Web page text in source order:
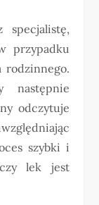
przypadku
rodzinnego.
następnie
odczytuje
szybki i
lek jest